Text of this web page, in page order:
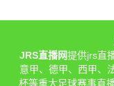
JRS直播网提供jrs直
意甲、德甲、西甲、
杯等重大足球赛事直